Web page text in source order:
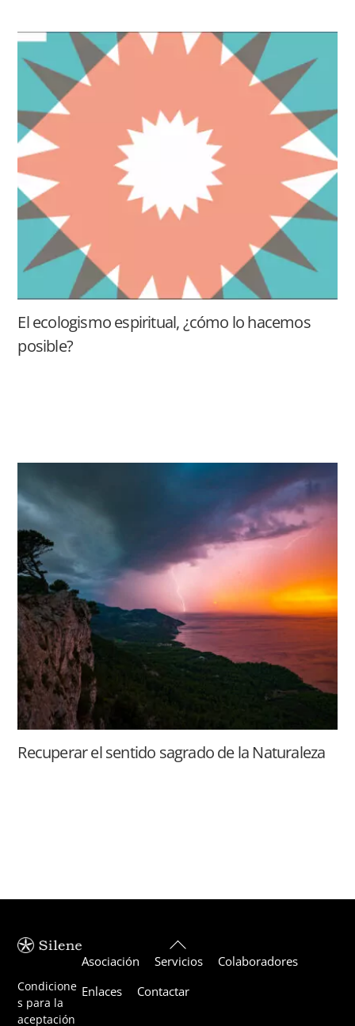
​​El ecologismo espiritual, ¿cómo lo hacemos
posible?
Recuperar el sentido sagrado de la Naturaleza
Back
To
Top
Condicione
s para la
aceptación
Asociación Servicios
Colaboradores
Enlaces
Contactar